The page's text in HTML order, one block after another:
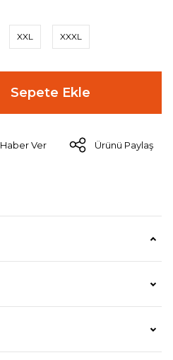
XXL XXXL
Sepete Ekle
Ver Ürünü Paylaş